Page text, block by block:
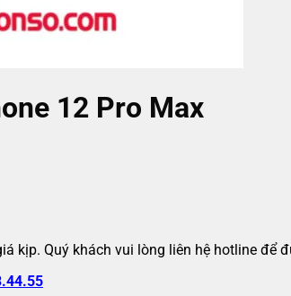
12 Pro Max
kịp. Quý khách vui lòng liên hệ hotline để